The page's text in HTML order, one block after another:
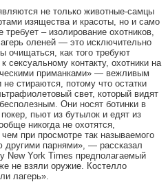
не только животные-самцы
изящества и красоты, но и само
– изолирование охотников,
оленей — это исключительно
очищаться, как того требуют
контакту, охотники на
приманками» — вежливым
стираются, потому что остатки
свет, который видят
Они носят ботинки в
пьют из бутылок и едят из
никогда не охотятся,
при просмотре так называемого
парнями», — рассказал
New York Times предполагаемый
не взяли оружие. Костелло
лагерь».